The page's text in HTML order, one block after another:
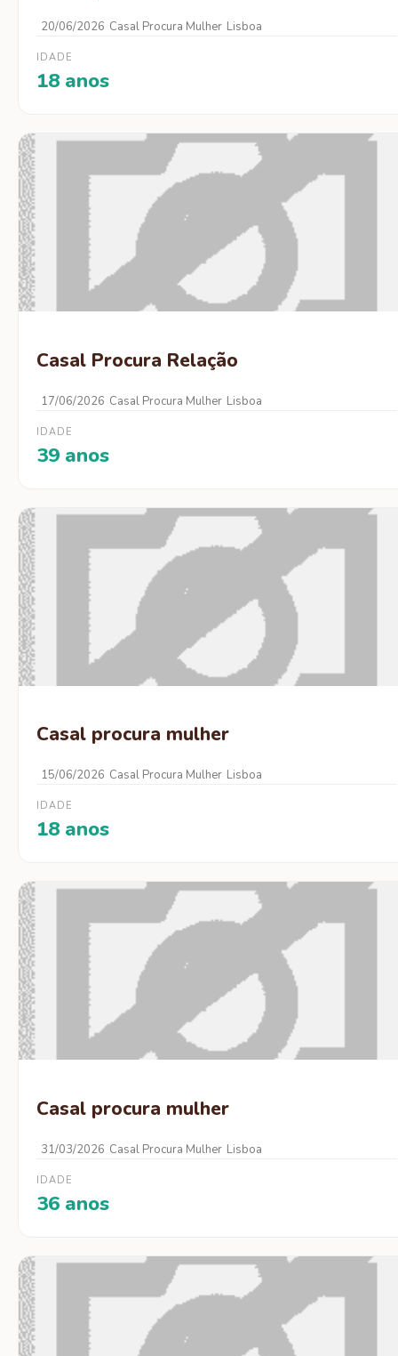
20/06/2026 Casal Procura Mulher Lisboa
IDADE
18 anos
Casal Procura Relação
17/06/2026 Casal Procura Mulher Lisboa
IDADE
39 anos
Casal procura mulher
15/06/2026 Casal Procura Mulher Lisboa
IDADE
18 anos
Casal procura mulher
31/03/2026 Casal Procura Mulher Lisboa
IDADE
36 anos